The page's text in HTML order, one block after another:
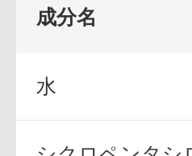
成分名
水